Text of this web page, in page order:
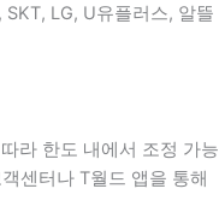
LG, U유플러스, 알뜰
라 한도 내에서 조정 가능
센터나 T월드 앱을 통해